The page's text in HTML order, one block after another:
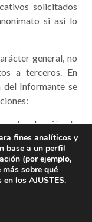
solicitados
si así lo
general, no
a terceros. En
del Informante se
la adopción de
o
a: la Autoridad
administrativa
penal,
fines analíticos y
base a un perfil
(por ejemplo,
sobre qué
en los AJUSTES.